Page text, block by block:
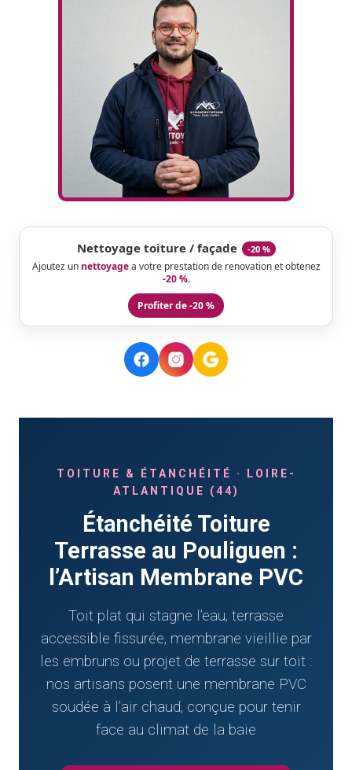
Nettoyage toiture / façade -20 %
Ajoutez un nettoyagea votre prestation de renovation et obtenez
-20 %.
Profiter de -20 %
TOITURE & ÉTANCHÉITÉ · LOIRE-
ATLANTIQUE (44)
Étanchéité Toiture
Terrasse au Pouliguen :
l’Artisan Membrane PVC
Toit plat qui stagne l’eau, terrasse
accessible fissurée, membrane vieillie par
les embruns ou projet de terrasse sur toit :
nos artisans posent une membrane PVC
soudée à l’air chaud, conçue pour tenir
face au climat de la baie